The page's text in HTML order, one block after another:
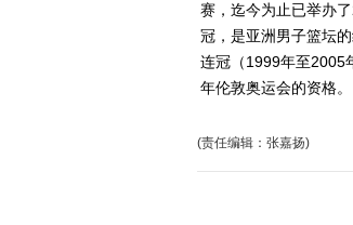
赛，迄今为止已举办
冠，是亚洲男子篮坛
连冠（1999年至2005
年伦敦奥运会的资格。
(责任编辑：张嘉扬)